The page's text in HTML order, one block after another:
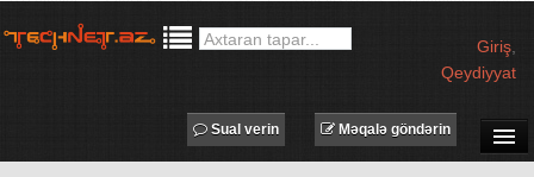
Giriş
Qeydiyyat
Məqalə göndərin
Sual verin